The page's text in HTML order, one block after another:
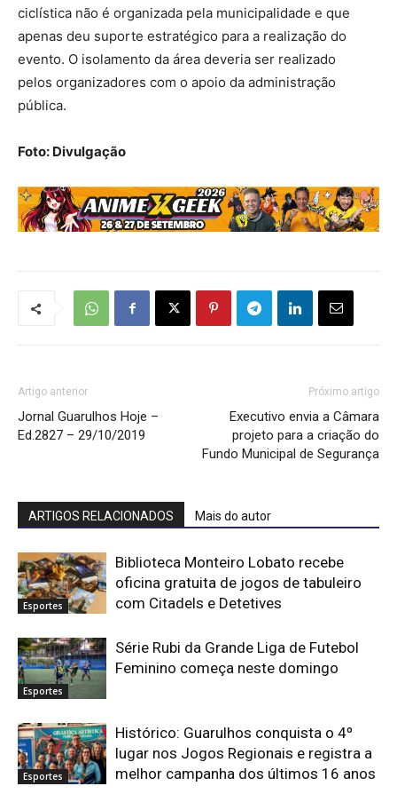
ciclística não é organizada pela municipalidade e que
apenas deu suporte estratégico para a realização do
evento. O isolamento da área deveria ser realizado
pelos organizadores com o apoio da administração
pública.
Foto: Divulgação
Artigo anterior
Jornal Guarulhos Hoje –
Ed.2827 – 29/10/2019
Próximo artigo
Executivo envia a Câmara
projeto para a criação do
Fundo Municipal de Segurança
ARTIGOS RELACIONADOS Mais do autor
Esportes
Biblioteca Monteiro Lobato recebe
oficina gratuita de jogos de tabuleiro
com Citadels e Detetives
Esportes
Série Rubi da Grande Liga de Futebol
Feminino começa neste domingo
Esportes
Histórico: Guarulhos conquista o 4º
lugar nos Jogos Regionais e registra a
melhor campanha dos últimos 16 anos